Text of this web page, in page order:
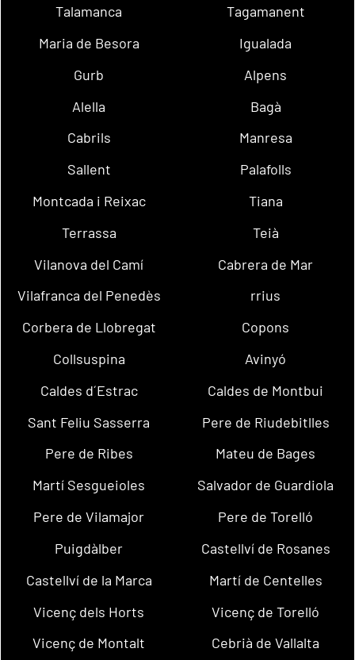
Talamanca
Tagamanent
Maria de Besora
Igualada
Gurb
Alpens
Alella
Bagà
Cabrils
Manresa
Sallent
Palafolls
Montcada i Reixac
Tiana
Terrassa
Teià
Vilanova del Camí
Cabrera de Mar
Vilafranca del Penedès
rrius
Corbera de Llobregat
Copons
Collsuspina
Avinyó
Caldes d´Estrac
Caldes de Montbui
Sant Feliu Sasserra
Pere de Riudebitlles
Pere de Ribes
Mateu de Bages
Martí Sesgueioles
Salvador de Guardiola
Pere de Vilamajor
Pere de Torelló
Puigdàlber
Castellví de Rosanes
Castellví de la Marca
Martí de Centelles
Vicenç dels Horts
Vicenç de Torelló
Vicenç de Montalt
Cebrià de Vallalta